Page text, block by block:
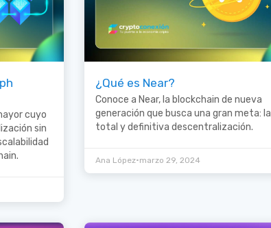
cuyo
sin
¿Qué es Near?
Conoce a Near, la blockchain de nueva
generación que busca una gran meta: la
total y definitiva descentralización.
Ana López•marzo 29, 2024